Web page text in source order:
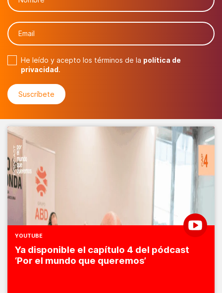
He leído y acepto los términos de la política de
privacidad.
YOUTUBE
Ya disponible el capítulo 4 del pódcast
‘Por el mundo que queremos’